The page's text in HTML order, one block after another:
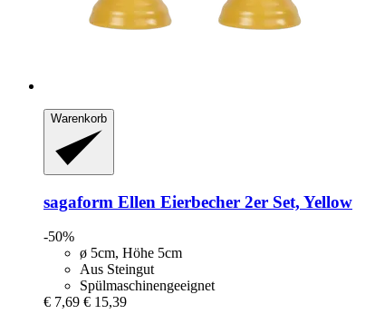
Warenkorb
sagaform Ellen Eierbecher 2er Set, Yellow
-50%
ø 5cm, Höhe 5cm
Aus Steingut
Spülmaschinengeeignet
€ 7,69 € 15,39